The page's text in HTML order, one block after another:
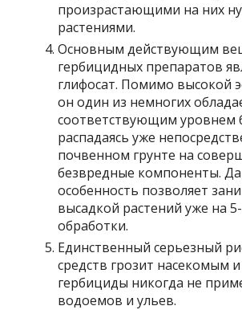
произрастающими на них
растениями.
Основным действующим
гербицидных препаратов
глифосат. Помимо высокой
он один из немногих
соответствующим уровнем
распадаясь уже
почвенном грунте на
безвредные компоненты.
особенность позволяет
высадкой растений уже на
обработки.
Единственный серьезный
средств грозит насекомым
гербициды никогда не
водоемов и ульев.